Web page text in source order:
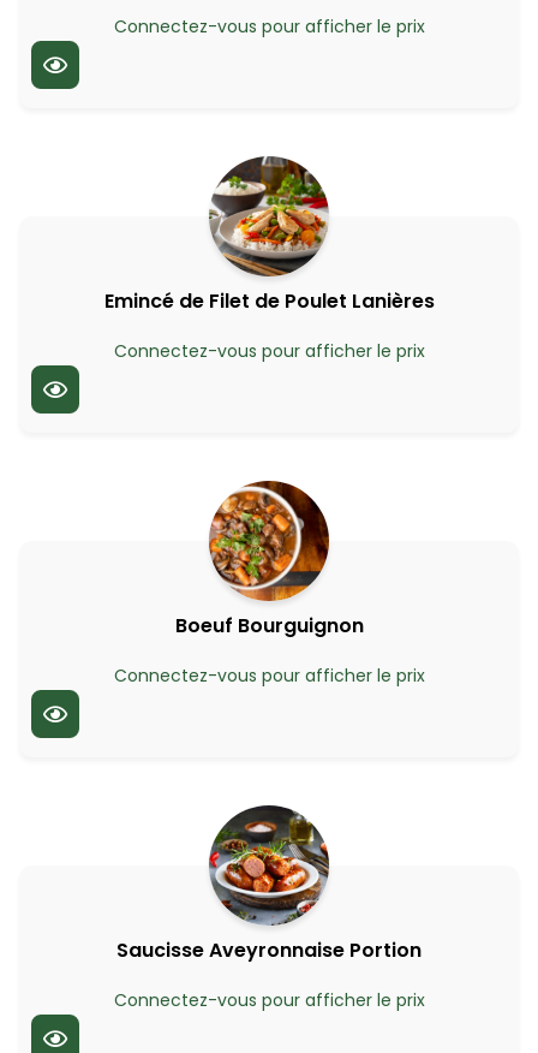
Connectez-vous pour afficher le prix
Emincé de Filet de Poulet Lanières
Connectez-vous pour afficher le prix
Boeuf Bourguignon
Connectez-vous pour afficher le prix
Saucisse Aveyronnaise Portion
Connectez-vous pour afficher le prix